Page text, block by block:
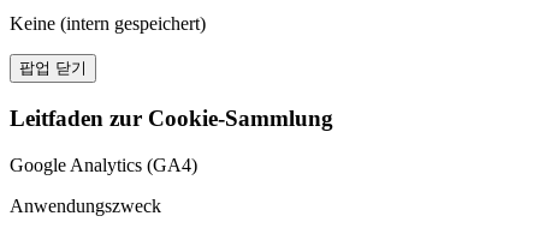
Keine (intern gespeichert)
팝업 닫기
Leitfaden zur Cookie-Sammlung
Google Analytics (GA4)
Anwendungszweck